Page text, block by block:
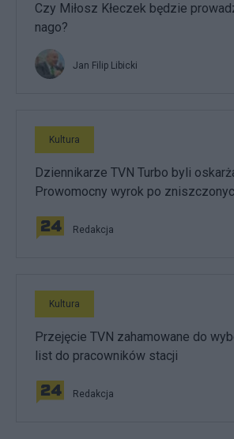
Czy Miłosz Kłeczek będzie
nago?
Jan Filip Libicki
Kultura
Dziennikarze TVN Turbo byli
Prowomocny wyrok po
Redakcja
Kultura
Przejęcie TVN zahamowane do
list do pracowników stacji
Redakcja